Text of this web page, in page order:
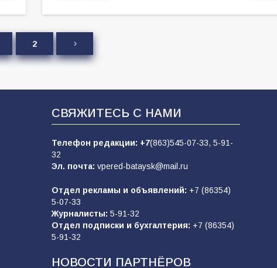
2
СВЯЖИТЕСЬ С НАМИ
Телефон редакции: +7(863)545-07-33, 5-91-
32
Эл. почта: vpered-bataysk@mail.ru
Отдел рекламы и объявлений: +7 (86354)
5-07-33
Журналисты: 5-91-32
Отдел подписки и бухгалтерия: +7 (86354)
5-91-32
НОВОСТИ ПАРТНЁРОВ